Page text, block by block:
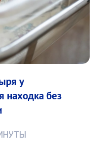
у
находка без